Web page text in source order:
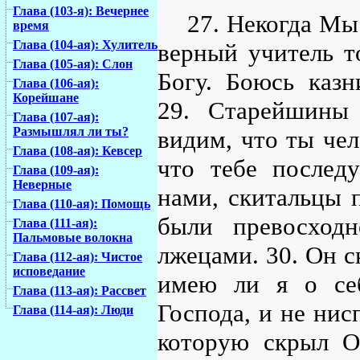
Глава (103-я): Вечернее
время
Глава (104-ая): Хулитель
Глава (105-ая): Слон
Глава (106-ая):
Корейшане
Глава (107-ая):
Размышлял ли ты?
Глава (108-ая): Кевсер
Глава (109-ая):
Неверные
Глава (110-ая): Помощь
Глава (111-ая):
Пальмовые волокна
Глава (112-ая): Чистое
исповедание
Глава (113-ая): Рассвет
Глава (114-ая): Люди
27. Некогда Мы
верный учитель
Богу. Боюсь
29. Старейшины
видим, что ты
что тебе
нами,
были
лжецами. 30. Он
имею ли я о
Господа, и не
которую скрыл